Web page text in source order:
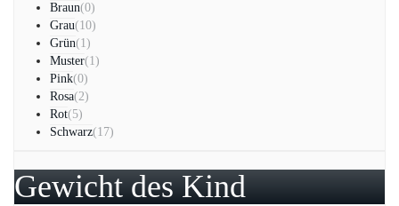
Braun(0)
Grau(10)
Grün(1)
Muster(1)
Pink(0)
Rosa(2)
Rot(5)
Schwarz(17)
Gewicht des Kind